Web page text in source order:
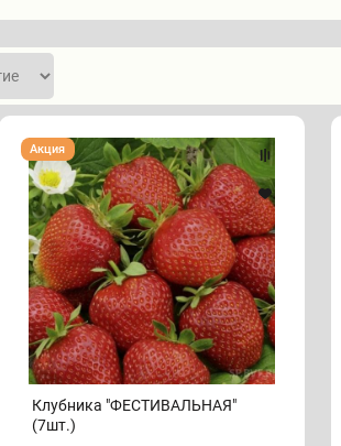
Клубника
"ФЕСТИВАЛЬНАЯ"
(7шт.)
Клубника "ФЕСТИВАЛЬНАЯ"
(7шт.)
Акция